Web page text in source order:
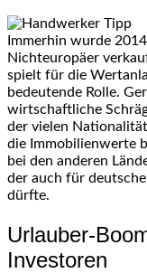
Immerhin wurde
Nichteuropäer
spielt für die
bedeutende Rolle.
wirtschaftliche
der vielen
die Immobilienwerte
bei den anderen
der auch für
dürfte.
Urlauber-
Investoren